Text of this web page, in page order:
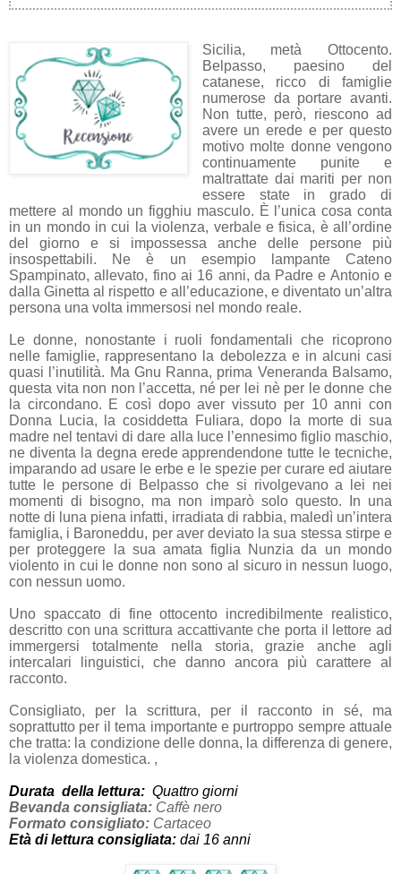
Sicilia, metà Ottocento.
Belpasso, paesino del
catanese, ricco di famiglie
numerose da portare avanti.
Non tutte, però, riescono ad
avere un erede e per questo
motivo molte donne vengono
continuamente punite e
maltrattate dai mariti per non
essere state in grado di
mettere al mondo un figghiu masculo. È l’unica cosa conta
in un mondo in cui la violenza, verbale e fisica, è all’ordine
del giorno e si impossessa anche delle persone più
insospettabili. Ne è un esempio lampante Cateno
Spampinato, allevato, fino ai 16 anni, da Padre e Antonio e
dalla Ginetta al rispetto e all’educazione, e diventato un’altra
persona una volta immersosi nel mondo reale.
Le donne, nonostante i ruoli fondamentali che ricoprono
nelle famiglie, rappresentano la debolezza e in alcuni casi
quasi l’inutilità. Ma Gnu Ranna, prima Veneranda Balsamo,
questa vita non non l’accetta, né per lei nè per le donne che
la circondano. E così dopo aver vissuto per 10 anni con
Donna Lucia, la cosiddetta Fuliara, dopo la morte di sua
madre nel tentavi di dare alla luce l’ennesimo figlio maschio,
ne diventa la degna erede apprendendone tutte le tecniche,
imparando ad usare le erbe e le spezie per curare ed aiutare
tutte le persone di Belpasso che si rivolgevano a lei nei
momenti di bisogno, ma non imparò solo questo. In una
notte di luna piena infatti, irradiata di rabbia, maledì un’intera
famiglia, i Baroneddu, per aver deviato la sua stessa stirpe e
per proteggere la sua amata figlia Nunzia da un mondo
violento in cui le donne non sono al sicuro in nessun luogo,
con nessun uomo.
Uno spaccato di fine ottocento incredibilmente realistico,
descritto con una scrittura accattivante che porta il lettore ad
immergersi totalmente nella storia, grazie anche agli
intercalari linguistici, che danno ancora più carattere al
racconto.
Consigliato, per la scrittura, per il racconto in sé, ma
soprattutto per il tema importante e purtroppo sempre attuale
che tratta: la condizione delle donna, la differenza di genere,
la violenza domestica. ,
Durata della lettura: Quattro giorni
Bevanda consigliata: Caffè nero
Formato consigliato: Cartaceo
Età di lettura consigliata: dai 16 anni